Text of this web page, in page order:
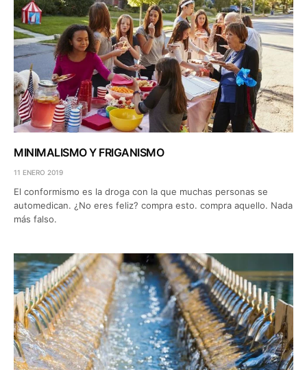
MINIMALISMO Y FRIGANISMO
11 ENERO 2019
El conformismo es la droga con la que muchas personas se
automedican. ¿No eres feliz? compra esto. compra aquello. Nada
más falso.